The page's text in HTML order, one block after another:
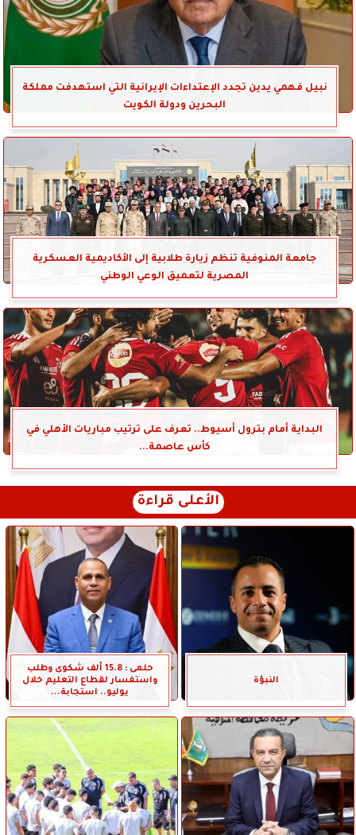
نبيل فهمي يدين تجدد الإعتداءات الإيرانية التي استهدفت مملكة
البحرين ودولة الكويت
جامعة المنوفية تنظم زيارة طلابية إلى الأكاديمية العسكرية
المصرية لتعميق الوعي الوطني
البداية أمام بترول أسيوط.. تعرف على ترتيب مباريات الأهلي في
كأس عاصمة...
الأعلى قراءة
النبؤة
حلمى : 15.8 ألف شكوى وطلب
واستفسار لقطاع التعليم خلال
يوليو.. استجابة...